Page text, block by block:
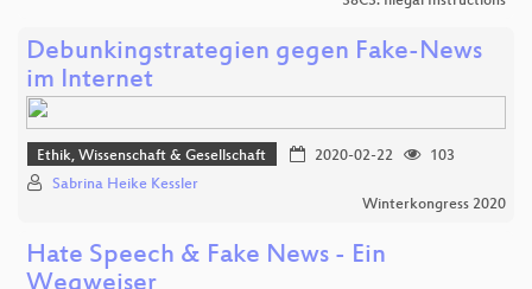
Debunkingstrategien gegen Fake-News
im Internet
Ethik, Wissenschaft & Gesellschaft 2020-02-22
103
Sabrina Heike Kessler
Winterkongress 2020
Hate Speech & Fake News - Ein